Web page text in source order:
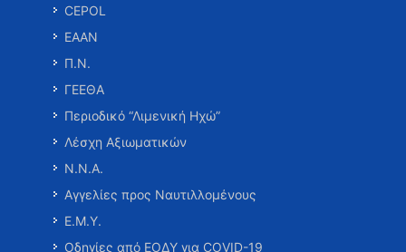
CEPOL
ΕΑΑΝ
Π.Ν.
ΓΕΕΘΑ
Περιοδικό “Λιμενική Ηχώ”
Λέσχη Αξιωματικών
Ν.Ν.Α.
Αγγελίες προς Ναυτιλλομένους
Ε.Μ.Υ.
Οδηγίες από ΕΟΔΥ για COVID-19